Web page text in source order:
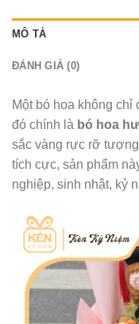
MÔ TẢ
ĐÁNH GIÁ (0)
Một bó hoa không
đó chính là bó hoa
sắc vàng rực rỡ
tích cực, sản phẩm
nghiệp, sinh nhật, kỷ